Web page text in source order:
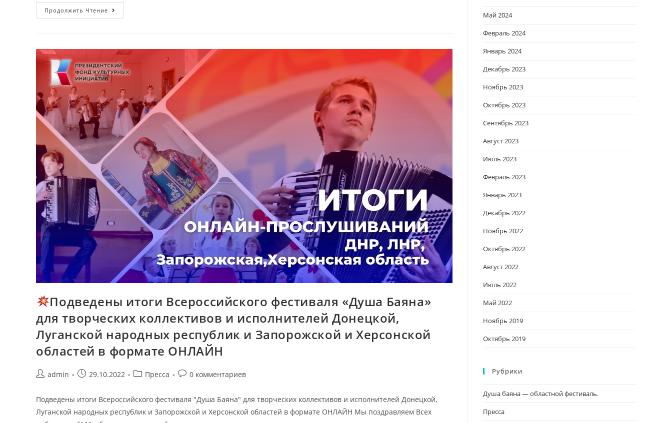
Продолжить Чтение
Подведены итоги Всероссийского фестиваля «Душа Баяна»
для творческих коллективов и исполнителей Донецкой,
Луганской народных республик и Запорожской и Херсонской
областей в формате ОНЛАЙН
admin 29.10.2022 Пресса 0 комментариев
Подведены итоги Всероссийского фестиваля "Душа Баяна" для творческих коллективов и исполнителей Донецкой,
Луганской народных республик и Запорожской и Херсонской областей в формате ОНЛАЙН Мы поздравляем Всех
Май 2024
Февраль 2024
Январь 2024
Декабрь 2023
Ноябрь 2023
Октябрь 2023
Сентябрь 2023
Август 2023
Июль 2023
Февраль 2023
Январь 2023
Декабрь 2022
Ноябрь 2022
Октябрь 2022
Август 2022
Июль 2022
Май 2022
Ноябрь 2019
Октябрь 2019
Рубрики
Душа баяна — областной фестиваль.
Пресса